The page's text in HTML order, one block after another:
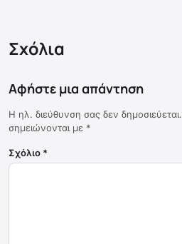
Σχόλια
Αφήστε μια απάντηση
Η ηλ. διεύθυνση σας δεν δημοσιεύεται.
σημειώνονται με *
Σχόλιο *